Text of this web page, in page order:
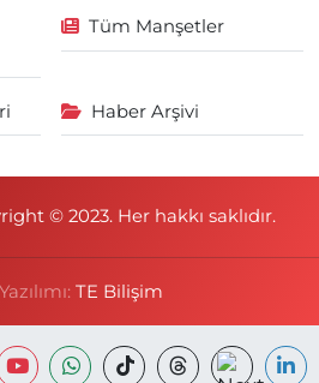
Tüm Manşetler
Haber Arşivi
© 2023. Her hakkı saklıdır.
TE Bilişim